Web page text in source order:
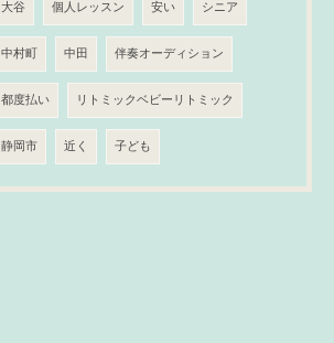
大谷 個人レッスン 安い シニア
中村町 中田 伴奏オーディション
都度払い リトミックベビーリトミック
静岡市 近く 子ども